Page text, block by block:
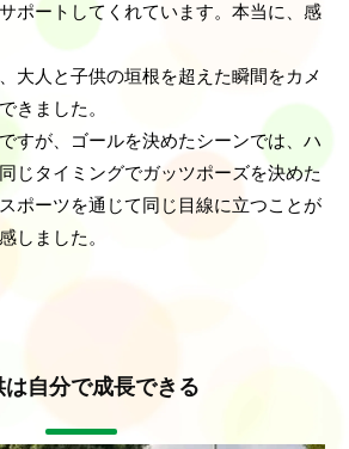
ポートしてくれています。本当に、感
大人と子供の垣根を超えた瞬間をカメ
きました。
すが、ゴールを決めたシーンでは、ハ
じタイミングでガッツポーズを決めた
ポーツを通じて同じ目線に立つことが
しました。
は自分で成長できる